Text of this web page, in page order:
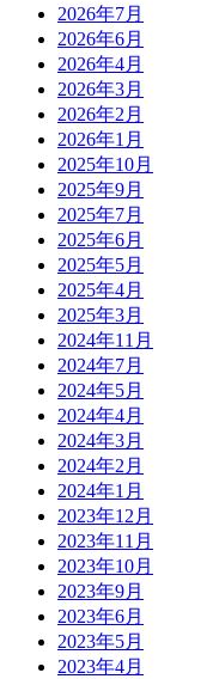
2026年7月
2026年6月
2026年4月
2026年3月
2026年2月
2026年1月
2025年10月
2025年9月
2025年7月
2025年6月
2025年5月
2025年4月
2025年3月
2024年11月
2024年7月
2024年5月
2024年4月
2024年3月
2024年2月
2024年1月
2023年12月
2023年11月
2023年10月
2023年9月
2023年6月
2023年5月
2023年4月